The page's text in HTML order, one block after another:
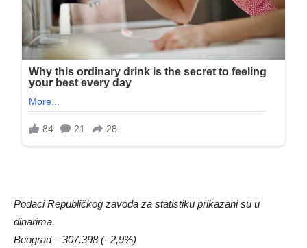
Podaci Republičkog zavoda za statistiku prikazani su u
dinarima.
Beograd – 307.398 (- 2,9%)